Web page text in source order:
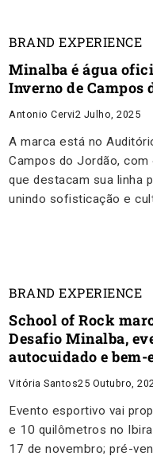
BRAND EXPERIENCE
Minalba é água
Inverno de Campos
Antonio Cervi2 Julho, 2025
A marca está no
Campos do Jordão,
que destacam sua linha
unindo sofisticação e
BRAND EXPERIENCE
School of Rock
Desafio Minalba,
autocuidado e bem-
Vitória Santos25 Outubro,
Evento esportivo vai
e 10 quilômetros no
17 de novembro; pré-